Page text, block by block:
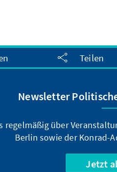
Teilen
Newsletter
regelmäßig über
Berlin sowie der Konrad-
Jetzt